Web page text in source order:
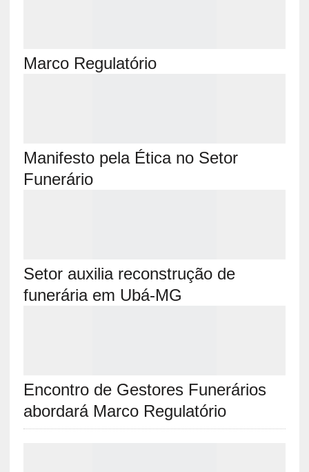
Marco Regulatório
Manifesto pela Ética no Setor
Funerário
Setor auxilia reconstrução de
funerária em Ubá-MG
Encontro de Gestores Funerários
abordará Marco Regulatório